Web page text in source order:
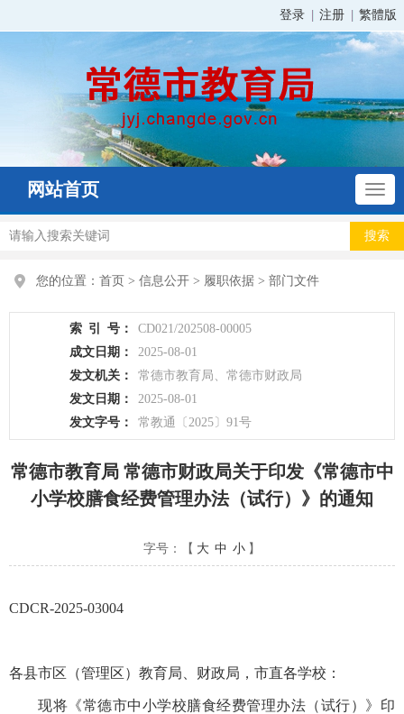
登录 注册 繁體版
网站首页
您的位置： 首页 > 信息公开 > 履职依据 > 部门文件
索 引 号：
CD021/202508-00005
成文日期：
2025-08-01
发文机关：
常德市教育局、常德市财政局
发文日期：
2025-08-01
发文字号：
常教通〔2025〕91号
常德市教育局 常德市财政局关于印发《常德市中
小学校膳食经费管理办法（试行）》的通知
字号：【 大 中 小 】
CDCR-2025-03004
各县市区（管理区）教育局、财政局，市直各学校：
现将《常德市中小学校膳食经费管理办法（试行）》印